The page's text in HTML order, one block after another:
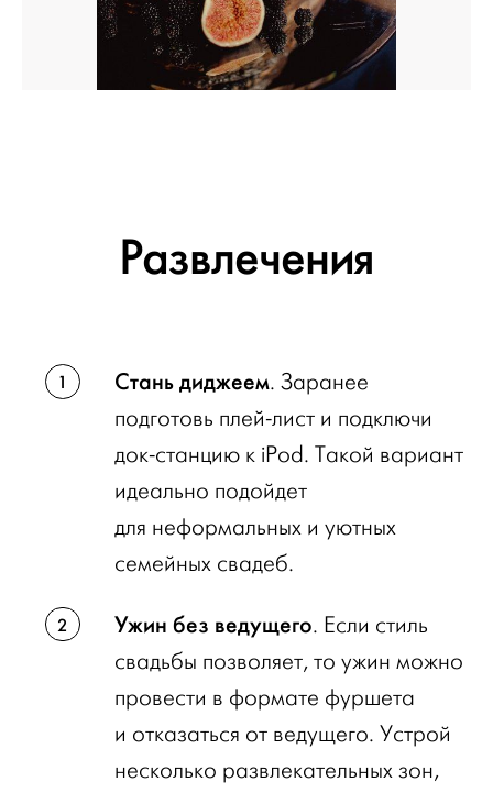
Развлечения
Стань диджеем. Заранее
подготовь плей-лист и подключи
док-станцию к iPod. Такой вариант
идеально подойдет
для неформальных и уютных
семейных свадеб.
Ужин без ведущего. Если стиль
свадьбы позволяет, то ужин можно
провести в формате фуршета
и отказаться от ведущего. Устрой
несколько развлекательных зон,